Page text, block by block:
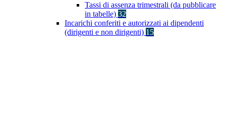
Tassi di assenza trimestrali (da pubblicare
in tabelle) 32
Incarichi conferiti e autorizzati ai dipendenti
(dirigenti e non dirigenti) 15